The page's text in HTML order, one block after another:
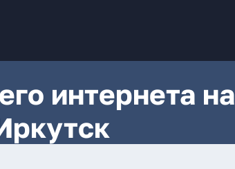
интернета на